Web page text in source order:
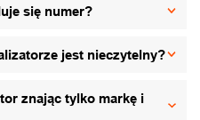
się numer?
jest nieczytelny?
znając tylko markę i